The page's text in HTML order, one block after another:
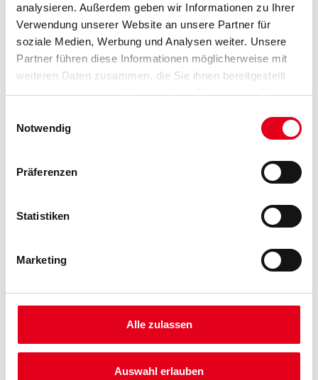
analysieren. Außerdem geben wir Informationen zu Ihrer
Verwendung unserer Website an unsere Partner für
soziale Medien, Werbung und Analysen weiter. Unsere
Partner führen diese Informationen möglicherweise mit
weiteren Daten zusammen, die Sie ihnen bereitgestellt
haben oder die sie im Rahmen Ihrer Nutzung der Dienste
Notwendig
Präferenzen
Statistiken
Marketing
Alle zulassen
Auswahl erlauben
Umrechnungsfaktoren